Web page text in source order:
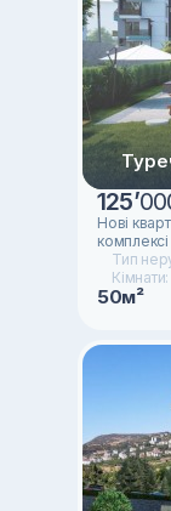
125’
Нові
комплексі
Тип
Кімнати:
50м²